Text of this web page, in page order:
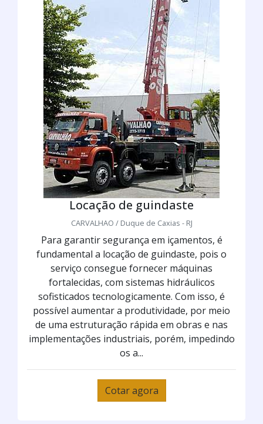
Locação de guindaste
CARVALHAO / Duque de Caxias - RJ
Para garantir segurança em içamentos, é
fundamental a locação de guindaste, pois o
serviço consegue fornecer máquinas
fortalecidas, com sistemas hidráulicos
sofisticados tecnologicamente. Com isso, é
possível aumentar a produtividade, por meio
de uma estruturação rápida em obras e nas
implementações industriais, porém, impedindo
os a...
Cotar agora